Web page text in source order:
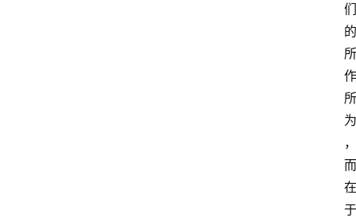
们
的
所
作
所
为
，
而
在
于